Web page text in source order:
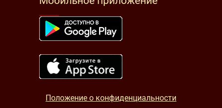
Положение о конфиденциальности